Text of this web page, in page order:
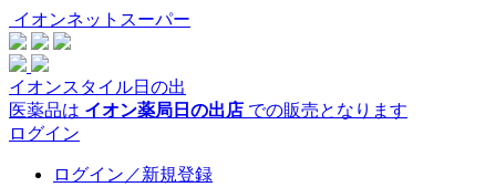
イオンネットスーパー
イオンスタイル日の出
医薬品は イオン薬局日の出店 での販売となります
ログイン
ログイン／新規登録